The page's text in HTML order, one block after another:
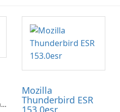
Mozilla
Thunderbird ESR
153.0esr